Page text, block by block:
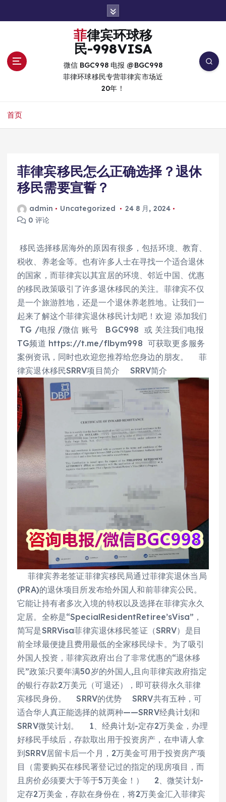
菲律宾环球移
民-998VISA
微信 BGC998 电报 @BGC998
菲律环球移民专营菲律宾市场近
20年！
首页
菲律宾移民怎么正确选择？退休
移民需要宣誓？
admin Uncategorized
24 8 月, 2024
0 评论
移民选择移居海外的原因有很多，包括环境、教育、
税收、养老金等。也有许多人士在寻找一个适合退休
的国家，而菲律宾以其宜居的环境、邻近中国、优惠
的移民政策吸引了许多退休移民的关注。菲律宾不仅
是一个旅游胜地，还是一个退休养老胜地。让我们一
起来了解这个菲律宾退休移民计划吧！欢迎 添加我们
TG /电报 /微信 账号 BGC998 或 关注我们电报
TG频道 https://t.me/flbym998 可获取更多服务
案例资讯，同时也欢迎您推荐给您身边的朋友。 菲
律宾退休移民SRRV项目简介 SRRV简介
菲律宾养老签证菲律宾移民局通过菲律宾退休当局
(PRA)的退休项目所发布给外国人和前菲律宾公民。
它能让持有者多次入境的特权以及选择在菲律宾永久
定居。全称是“SpecialResidentRetiree’sVisa”，
简写是SRRVisa菲律宾退休移民签证（SRRV）是目
前全球最便捷且费用最低的全家移民绿卡。为了吸引
外国人投资，菲律宾政府出台了非常优惠的“退休移
民”政策:只要年满50岁的外国人,且向菲律宾政府指定
的银行存款2万美元（可退还），即可获得永久菲律
宾移民身份。 SRRV的优势 SRRV共有五种，可
适合华人真正能选择的就两种——SRRV经典计划和
SRRV微笑计划。 1、经典计划-定存2万美金，办理
好移民手续后，存款取出用于投资房产，在申请人拿
到SRRV居留卡后一个月，2万美金可用于投资房产项
目（需要购买在移民署登记过的指定的现房项目，而
且房价必须要大于等于5万美金！） 2、微笑计划-
定存2万美金，存款在身份在，将2万美金汇入菲律宾